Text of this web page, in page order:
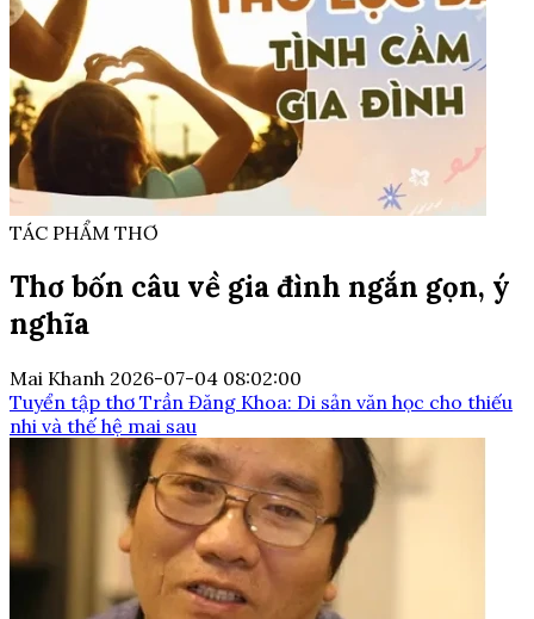
TÁC PHẨM THƠ
Thơ bốn câu về gia đình ngắn gọn, ý
nghĩa
Mai Khanh 2026-07-04 08:02:00
Tuyển tập thơ Trần Đăng Khoa: Di sản văn học cho thiếu
nhi và thế hệ mai sau